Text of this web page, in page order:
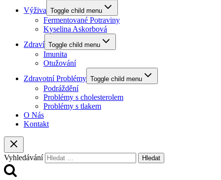
Výživa Toggle child menu
Fermentované Potraviny
Kyselina Askorbová
Zdraví Toggle child menu
Imunita
Otužování
Zdravotní Problémy Toggle child menu
Podráždění
Problémy s cholesterolem
Problémy s tlakem
O Nás
Kontakt
Vyhledávání